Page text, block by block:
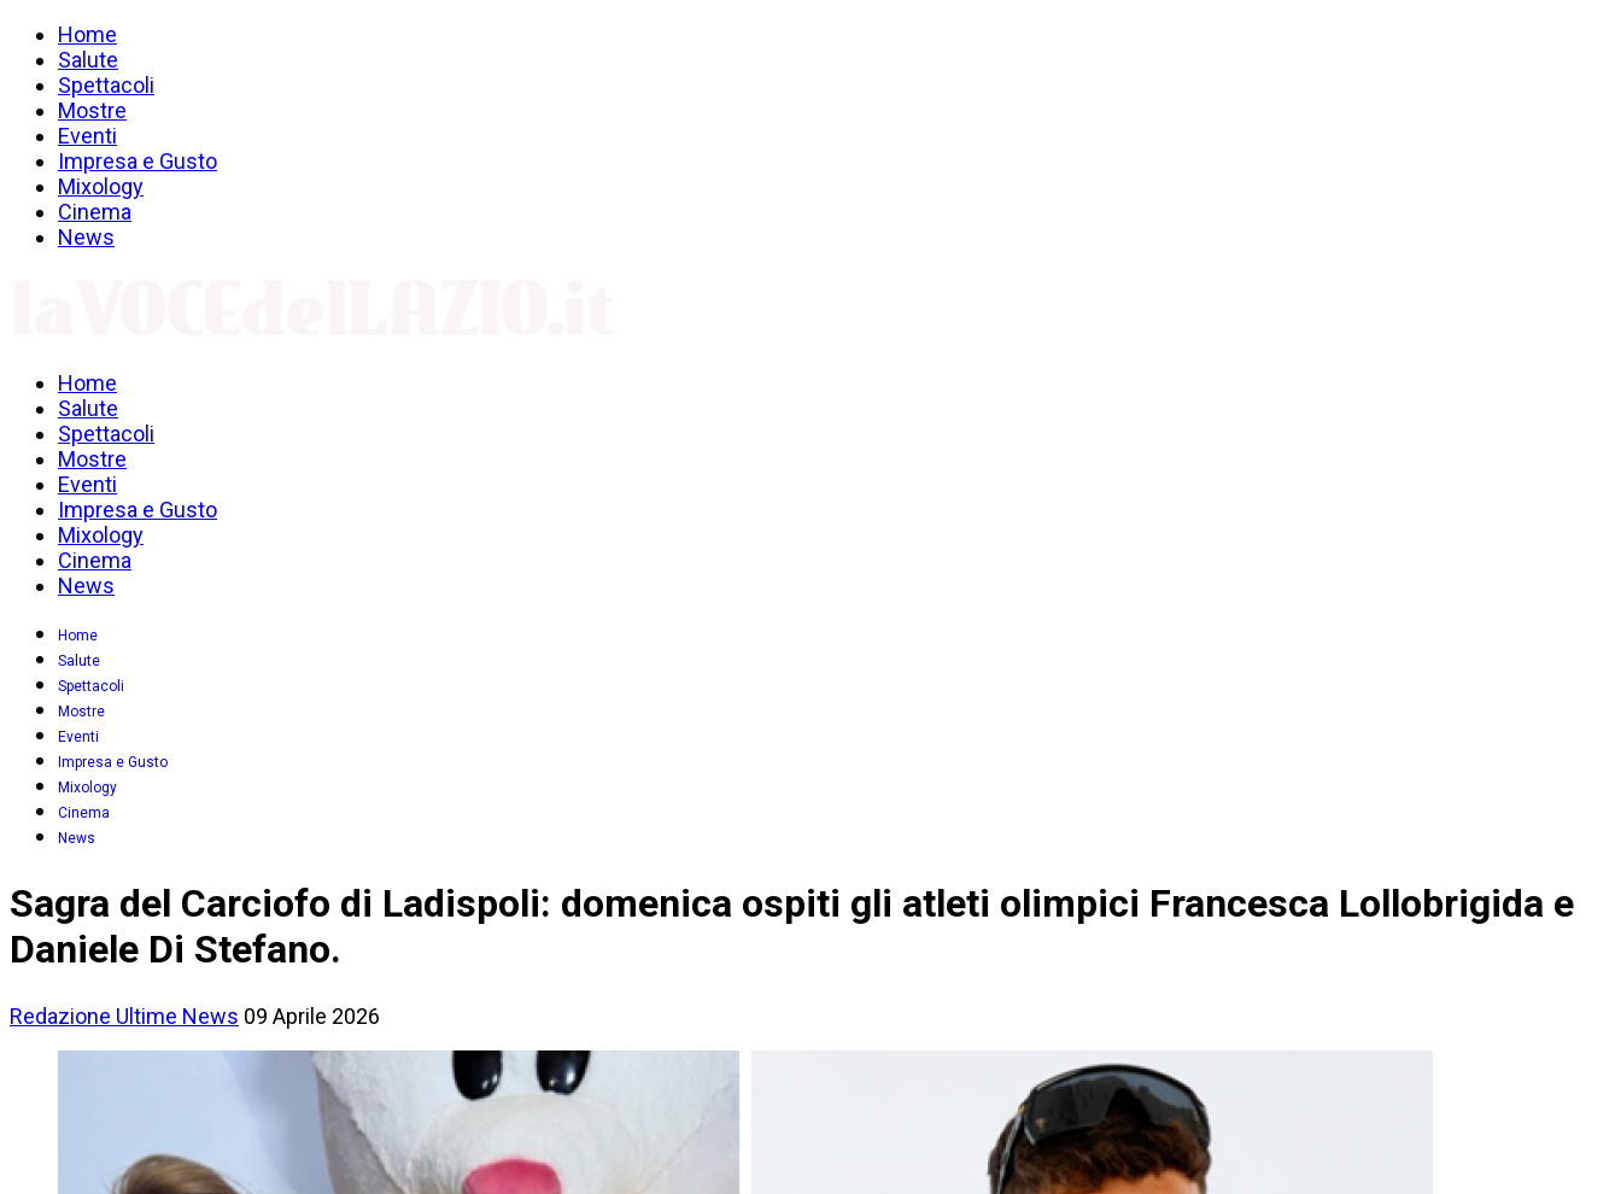
Home
Salute
Spettacoli
Mostre
Eventi
Impresa e Gusto
Mixology
Cinema
News
Home
Salute
Spettacoli
Mostre
Eventi
Impresa e Gusto
Mixology
Cinema
News
Home
Salute
Spettacoli
Mostre
Eventi
Impresa e Gusto
Mixology
Cinema
News
Sagra del Carciofo di Ladispoli: domenica ospiti gli atleti olimpici Francesca Lollobrigida e
Daniele Di Stefano.
Redazione Ultime News 09 Aprile 2026